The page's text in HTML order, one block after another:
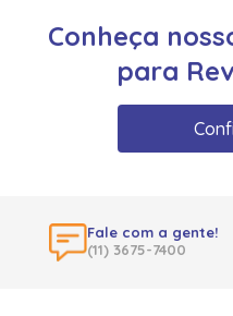
Conheça
para
Fale com a gente!
(11) 3675-7400